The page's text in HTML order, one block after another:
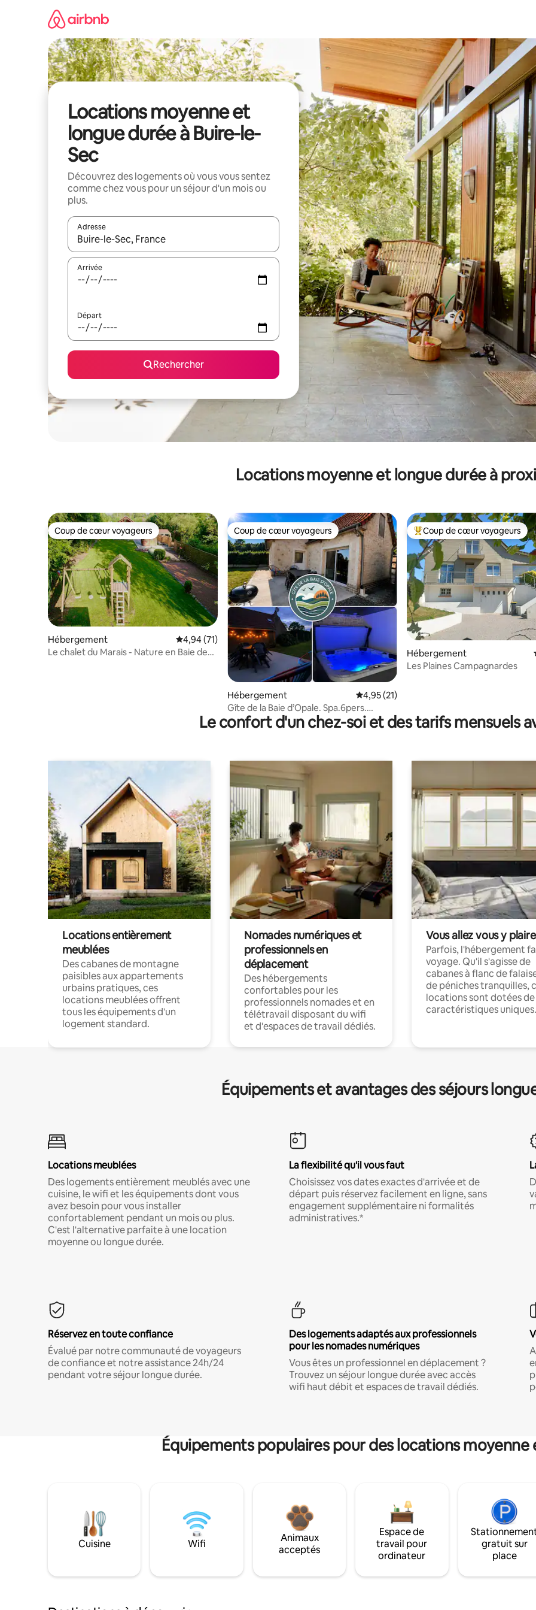
Locations moyenne et
longue durée à Buire-le-
Sec
Découvrez des logements où vous vous sentez
comme chez vous pour un séjour d'un mois ou
plus.
Adresse
Lorsque les résultats s'affichent, utilisez les flèches vers le haut et vers le bas pour les parcourir ou en appuyant et en
Arrivée
Départ
Rechercher
Locations moyenne et longue durée à
Coup de cœur voyageurs
Coup de cœur voyageurs
Hébergement Évaluation moyenne sur la base de 71 commentaires : 4,94 sur 5
4,94 (71)
Le chalet du Marais - Nature en Baie de
Coup de cœur voyageurs
Coup de cœur voyageurs
Hébergement Évaluation moyenne sur la base de 21
4,95 (21)
Gîte de la Baie d’Opale. Spa.6pers.
Proche Touquet
Coups de cœur voyageurs les
Coup de cœur voyageurs
Hébergement
Les Plaines Campagnardes
Le confort d'un chez-soi et des tarifs mensuels
Locations entièrement
meublées
Des cabanes de montagne
paisibles aux appartements
urbains pratiques, ces
locations meublées offrent
tous les équipements d'un
logement standard.
Nomades numériques et
professionnels en
déplacement
Des hébergements
confortables pour les
professionnels nomades et en
télétravail disposant du wifi
et d'espaces de travail dédiés.
Vous allez vous y plaire
Parfois, l'hébergement
voyage. Qu'il s'agisse de
cabanes à flanc de
de péniches tranquilles,
locations sont dotées de
caractéristiques uniques.
Équipements et avantages des séjours
Locations meublées
Des logements entièrement meublés avec une
cuisine, le wifi et les équipements dont vous
avez besoin pour vous installer
confortablement pendant un mois ou plus.
C'est l'alternative parfaite à une location
moyenne ou longue durée.
La flexibilité qu'il vous faut
Choisissez vos dates exactes d'arrivée et de
départ puis réservez facilement en ligne, sans
engagement supplémentaire ni formalités
administratives.*
Réservez en toute confiance
Évalué par notre communauté de voyageurs
de confiance et notre assistance 24h/24
pendant votre séjour longue durée.
Des logements adaptés aux professionnels
pour les nomades numériques
Vous êtes un professionnel en déplacement ?
Trouvez un séjour longue durée avec accès
wifi haut débit et espaces de travail dédiés.
Équipements populaires pour des locations
Cuisine Wifi
Animaux
acceptés
Espace de
travail pour
ordinateur
gratuit sur
place